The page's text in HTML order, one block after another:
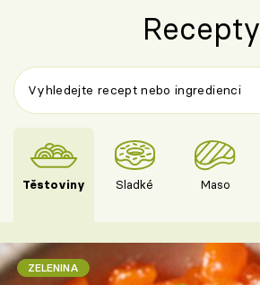
Recepty
Těstoviny Sladké Maso
ZELENINA